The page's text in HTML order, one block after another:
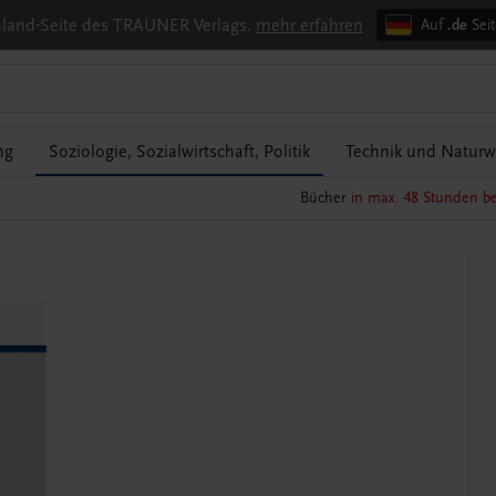
Seite des TRAUNER Verlags. mehr erfahren Auf .de
Soziologie, Sozialwirtschaft, Politik Technik und
Bücher in max. 48 Stunden